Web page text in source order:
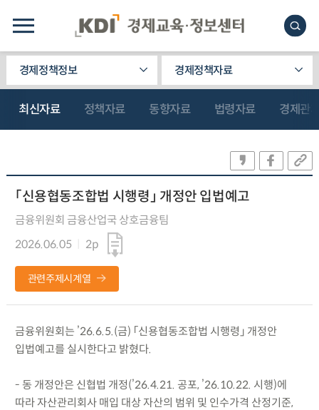
경제정책정보 경제정책자료
최신자료 정책자료 동향자료 법령자료 경제관
「신용협동조합법 시행령」 개정안 입법예고
금융위원회 금융산업국 상호금융팀
2026.06.05
2p
관련주제시계열
금융위원회는 ’26.6.5.(금) 「신용협동조합법 시행령」 개정안
입법예고를 실시한다고 밝혔다.
- 동 개정안은 신협법 개정(’26.4.21. 공포, ’26.10.22. 시행)에
따라 자산관리회사 매입 대상 자산의 범위 및 인수가격 산정기준,